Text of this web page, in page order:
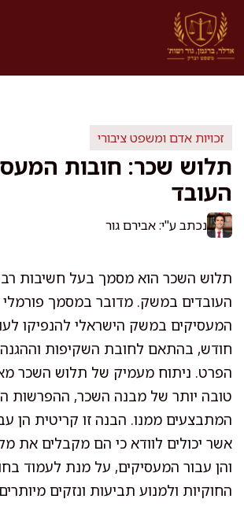
לדלג
לתוכן
זכויות אדם ומשפט ציבורי
תלוש שכר: חובות
העובד
נכתב ע"י: אבירם גור
תלוש השכר הוא מסמך בעל חשיבות
העובדים במשק. מדובר במסמך
המעסיקים במשק הישראלי להנפיקו
חודש, בהתאם לחובת השקיפות וההגנה
הפרט. ניתוח מעמיק של תלוש השכר
טובה יותר של מבנה השכר, ההפרשות
המתבצעים ממנו. הבנה זו קריטית הן
אשר יכולים לוודא כי הם מקבלים את
והן עבור המעסיקים, על מנת לעמוד
החוקיות ולמנוע תביעות ונזקים